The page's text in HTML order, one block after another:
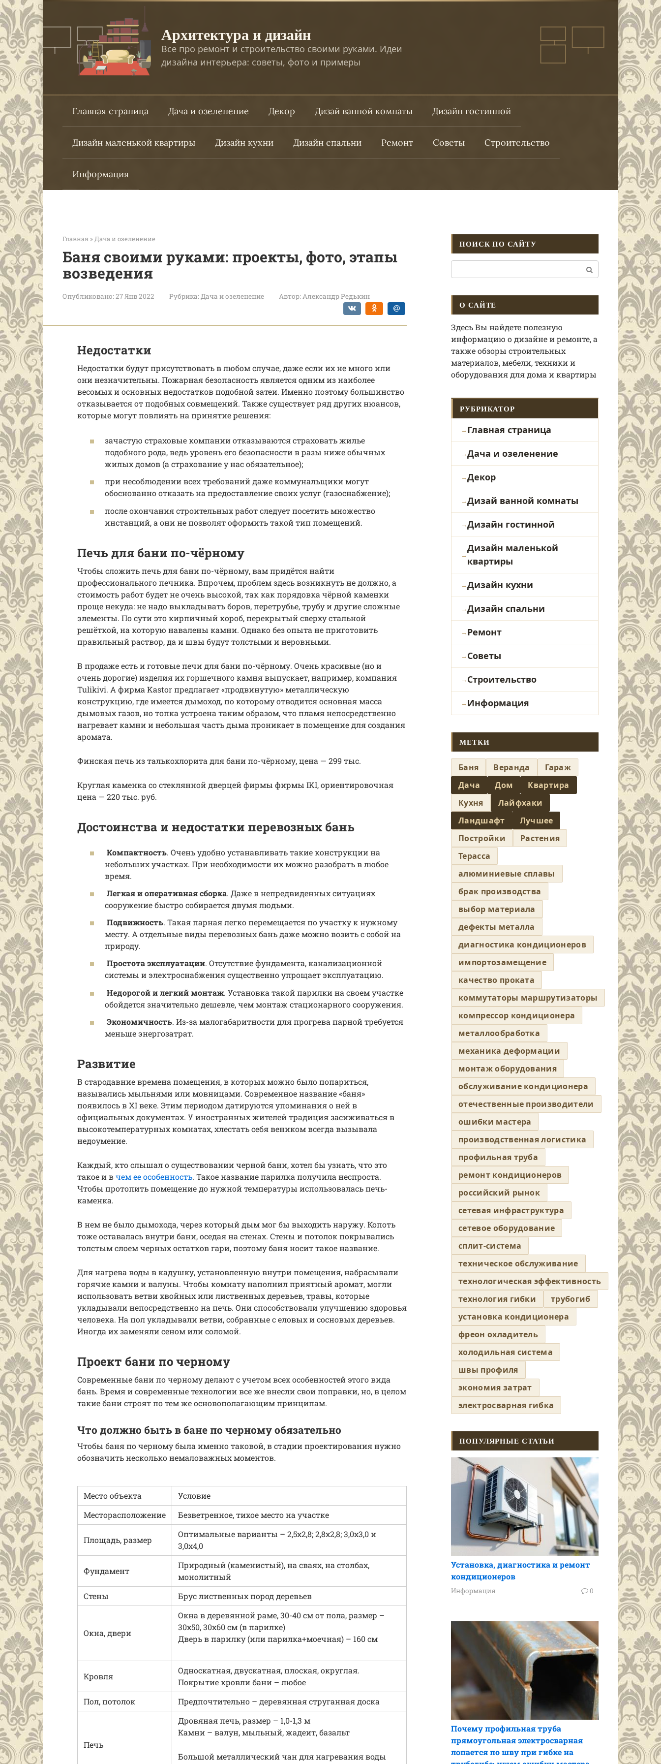
Перейти
к
контенту
Архитектура и дизайн
Все про ремонт и строительство своими руками. Идеи
дизайна интерьера: советы, фото и примеры
Главная страница Дача и озеленение Декор Дизай ванной комнаты Дизайн гостинной
Дизайн маленькой квартиры Дизайн кухни Дизайн спальни Ремонт Советы Строительство
Информация
Главная » Дача и озеленение
Баня своими руками: проекты, фото, этапы
возведения
Опубликовано:27 Янв 2022 Рубрика:Дача и озеленение Автор:Александр Редькин
Недостатки
Недостатки будут присутствовать в любом случае, даже если их не много или
они незначительны. Пожарная безопасность является одним из наиболее
весомых и основных недостатков подобной затеи. Именно поэтому большинство
отказывается от подобных совмещений. Также существует ряд других нюансов,
которые могут повлиять на принятие решения:
зачастую страховые компании отказываются страховать жилье
подобного рода, ведь уровень его безопасности в разы ниже обычных
жилых домов (а страхование у нас обязательное);
при несоблюдении всех требований даже коммунальщики могут
обоснованно отказать на предоставление своих услуг (газоснабжение);
после окончания строительных работ следует посетить множество
инстанций, а они не позволят оформить такой тип помещений.
Печь для бани по-чёрному
Чтобы сложить печь для бани по-чёрному, вам придётся найти
профессионального печника. Впрочем, проблем здесь возникнуть не должно, а
стоимость работ будет не очень высокой, так как порядовка чёрной каменки
проще некуда: не надо выкладывать боров, перетрубье, трубу и другие сложные
элементы. По сути это кирпичный короб, перекрытый сверху стальной
решёткой, на которую навалены камни. Однако без опыта не приготовить
правильный раствор, да и швы будут толстыми и неровными.
В продаже есть и готовые печи для бани по-чёрному. Очень красивые (но и
очень дорогие) изделия их горшечного камня выпускает, например, компания
Tulikivi. А фирма Kastor предлагает «продвинутую» металлическую
конструкцию, где имеется дымоход, по которому отводится основная масса
дымовых газов, но топка устроена таким образом, что пламя непосредственно
нагревает камни и небольшая часть дыма проникает в помещение для создания
аромата.
Финская печь из талькохлорита для бани по-чёрному, цена — 299 тыс.
Круглая каменка со стеклянной дверцей фирмы фирмы IKI, ориентировочная
цена — 220 тыс. руб.
Достоинства и недостатки перевозных бань
Компактность. Очень удобно устанавливать такие конструкции на
небольших участках. При необходимости их можно разобрать в любое
время.
Легкая и оперативная сборка. Даже в непредвиденных ситуациях
сооружение быстро собирается двумя людьми.
Подвижность. Такая парная легко перемещается по участку к нужному
месту. А отдельные виды перевозных бань даже можно возить с собой на
природу.
Простота эксплуатации. Отсутствие фундамента, канализационной
системы и электроснабжения существенно упрощает эксплуатацию.
Недорогой и легкий монтаж. Установка такой парилки на своем участке
обойдется значительно дешевле, чем монтаж стационарного сооружения.
Экономичность. Из-за малогабаритности для прогрева парной требуется
меньше энергозатрат.
Развитие
В стародавние времена помещения, в которых можно было попариться,
назывались мыльнями или мовницами. Современное название «баня»
появилось в XI веке. Этим периодом датируются упоминания о ней в
официальных документах. У иностранных жителей традиция засиживаться в
высокотемпературных комнатах, хлестать себя веником всегда вызывала
недоумение.
Каждый, кто слышал о существовании черной бани, хотел бы узнать, что это
такое и вчем ее особенность. Такое название парилка получила неспроста.
Чтобы протопить помещение до нужной температуры использовалась печь-
каменка.
В нем не было дымохода, через который дым мог бы выходить наружу. Копоть
тоже оставалась внутри бани, оседая на стенах. Стены и потолок покрывались
толстым слоем черных остатков гари, поэтому баня носит такое название.
Для нагрева воды в кадушку, установленную внутри помещения, набрасывали
горячие камни и валуны. Чтобы комнату наполнил приятный аромат, могли
использовать ветви хвойных или лиственных деревьев, травы, которые
укладывали непосредственно на печь. Они способствовали улучшению здоровья
человека. На пол укладывали ветви, собранные с еловых и сосновых деревьев.
Иногда их заменяли сеном или соломой.
Проект бани по черному
Современные бани по черному делают с учетом всех особенностей этого вида
бань. Время и современные технологии все же внесли свои поправки, но, в целом
такие бани строят по тем же основополагающим принципам.
Что должно быть в бане по черному обязательно
Чтобы баня по черному была именно таковой, в стадии проектирования нужно
обозначить несколько немаловажных моментов.
Место объекта
Условие
Месторасположение
Безветренное, тихое место на участке
Площадь, размер
Оптимальные варианты – 2,5х2,8; 2,8х2,8; 3,0х3,0 и
3,0х4,0
Фундамент
Природный (каменистый), на сваях, на столбах,
монолитный
Стены
Брус лиственных пород деревьев
Окна, двери
Окна в деревянной раме, 30-40 см от пола, размер –
30х50, 30х60 см (в парилке)
Дверь в парилку (или парилка+моечная) – 160 см
Кровля
Односкатная, двускатная, плоская, округлая.
Покрытие кровли бани – любое
Пол, потолок
Предпочтительно – деревянная струганная доска
Печь
Дровяная печь, размер – 1,0-1,3 м
Камни – валун, мыльный, жадеит, базальт
Большой металлический чан для нагревания воды
ПОИСК ПО САЙТУ
О САЙТЕ
Здесь Вы найдете полезную
информацию о дизайне и ремонте, а
также обзоры строительных
материалов, мебели, техники и
оборудования для дома и квартиры
РУБРИКАТОР
Главная страница
Дача и озеленение
Декор
Дизай ванной комнаты
Дизайн гостинной
Дизайн маленькой
квартиры
Дизайн кухни
Дизайн спальни
Ремонт
Советы
Строительство
Информация
МЕТКИ
Баня Веранда
Гараж
Дача
Дом
Квартира
Кухня
Лайфхаки
Ландшафт
Лучшее
Постройки
Растения
Терасса
алюминиевые сплавы
брак производства
выбор материала
дефекты металла
диагностика кондиционеров
импортозамещение
качество проката
коммутаторы маршрутизаторы
компрессор кондиционера
металлообработка
механика деформации
монтаж оборудования
обслуживание кондиционера
отечественные производители
ошибки мастера
производственная логистика
профильная труба
ремонт кондиционеров
российский рынок
сетевая инфраструктура
сетевое оборудование
сплит-система
техническое обслуживание
технологическая эффективность
технология гибки
трубогиб
установка кондиционера
фреон охладитель
холодильная система
швы профиля
экономия затрат
электросварная гибка
ПОПУЛЯРНЫЕ СТАТЬИ
Установка, диагностика и ремонт
кондиционеров
Информация 0
Почему профильная труба
прямоугольная электросварная
лопается по шву при гибке на